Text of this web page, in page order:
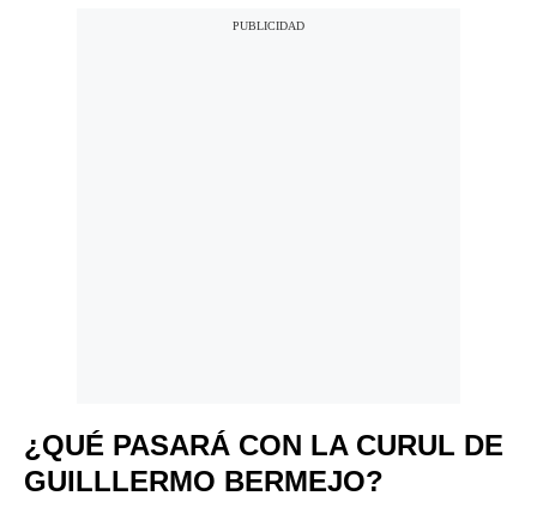
¿QUÉ PASARÁ CON LA CURUL DE
GUILLLERMO BERMEJO?